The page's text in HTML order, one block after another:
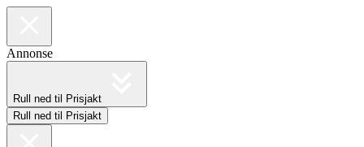
Annonse
Rull ned til Prisjakt
Rull ned til Prisjakt